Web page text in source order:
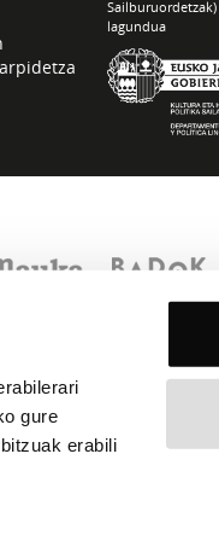
gure
erabili
lagundua